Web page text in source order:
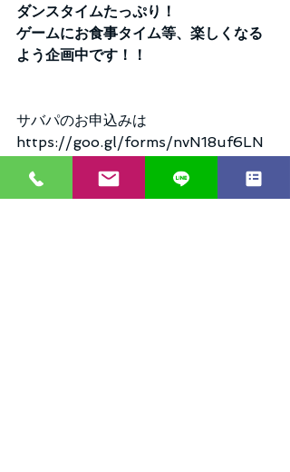
ダンスタイムたっぷり！
ゲームにお食事タイム等、楽しくなる
よう企画中です！！
サバパのお申込みは
https://goo.gl/forms/nvN18uf6LN
こちらよりお願い致します。